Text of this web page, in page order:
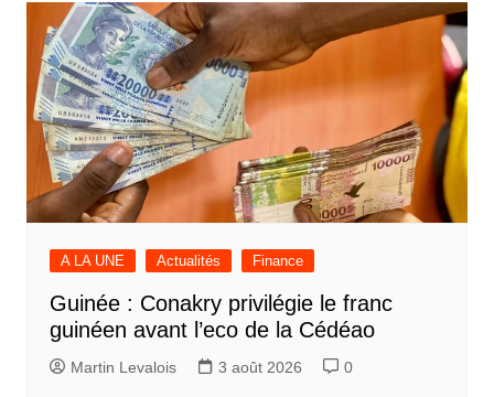
A LA UNE Actualités Finance
Guinée : Conakry privilégie le franc
guinéen avant l’eco de la Cédéao
Martin Levalois 3 août 2026 0